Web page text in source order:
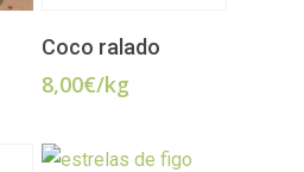
ADICIONAR
Coco ralado
8,00€/kg